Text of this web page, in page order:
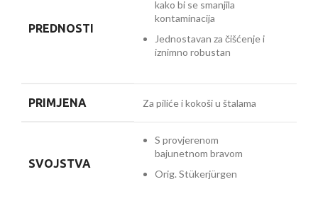
PREDNOSTI
kako bi se smanjila
kontaminacija
Jednostavan za čišćenje i
iznimno robustan
PRIMJENA Za piliće i kokoši u štalama
SVOJSTVA
S provjerenom
bajunetnom bravom
Orig. Stükerjürgen